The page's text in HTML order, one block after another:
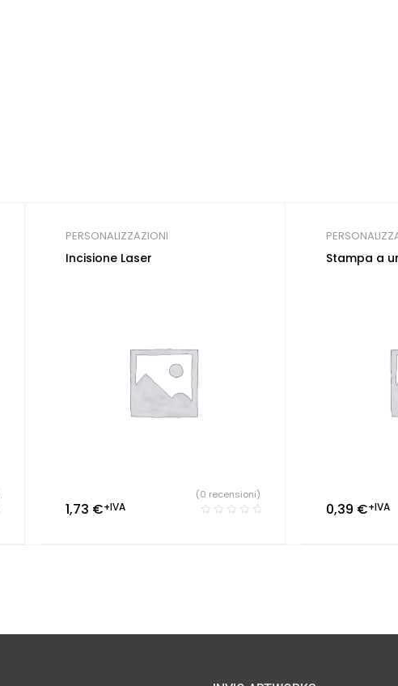
PERSONALIZZAZIONI
Incisione Laser
1,73 €+IVA
(0 recensioni)
Stampa a
0,39 €+IVA